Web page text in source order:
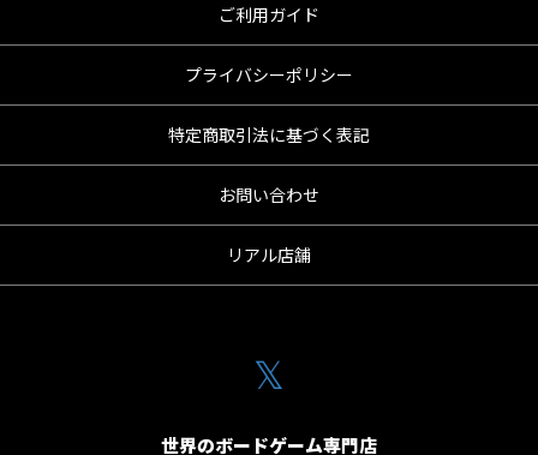
ご利用ガイド
プライバシーポリシー
特定商取引法に基づく表記
お問い合わせ
リアル店舗
𝕏
世界のボードゲーム専門店